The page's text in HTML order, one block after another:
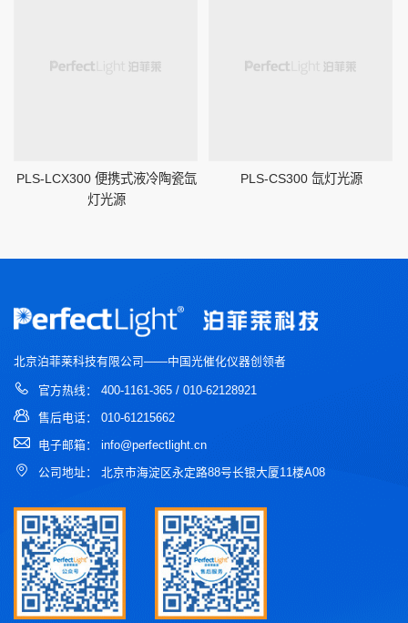
PLS-LCX300 便携式液冷陶瓷氙
灯光源
PLS-CS300 氙灯光源
北京泊菲莱科技有限公司——中国光催化仪器创领者
官方热线： 400-1161-365 / 010-62128921
售后电话： 010-61215662
电子邮箱： info@perfectlight.cn
公司地址： 北京市海淀区永定路88号长银大厦11楼A08